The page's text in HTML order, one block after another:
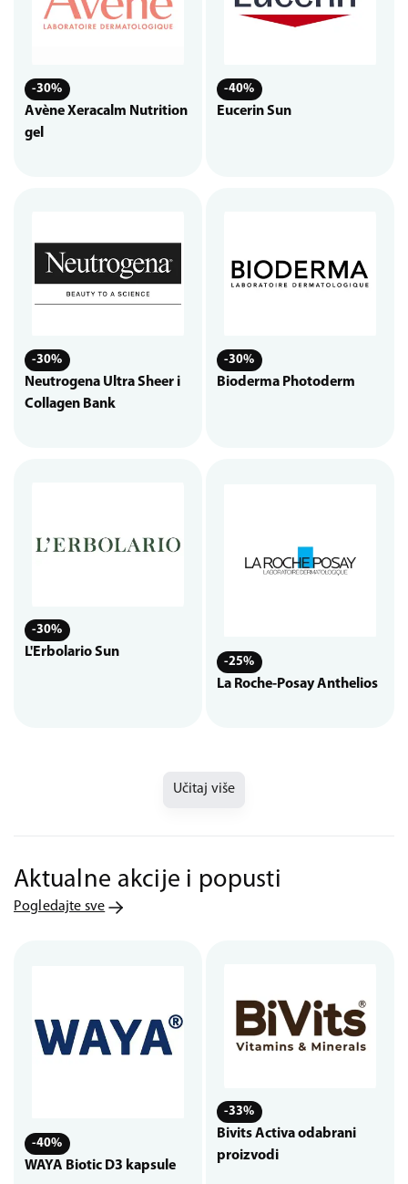
-30%
Avène Xeracalm Nutrition
gel
-40%
Eucerin Sun
-30%
Neutrogena Ultra Sheer i
Collagen Bank
-30%
Bioderma Photoderm
-30%
L'Erbolario Sun
-25%
La Roche-Posay Anthelios
Učitaj više
Aktualne akcije i popusti
Pogledajte sve
-40%
WAYA Biotic D3 kapsule
-33%
Bivits Activa odabrani
proizvodi